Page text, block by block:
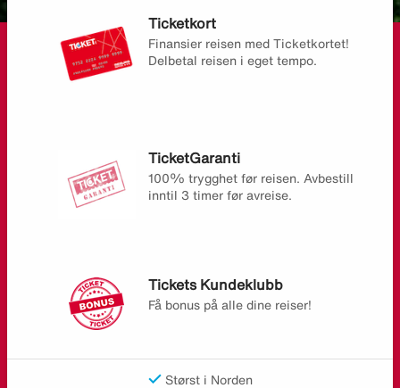
Ticketkort
Finansier reisen med Ticketkortet!
Delbetal reisen i eget tempo.
TicketGaranti
100% trygghet før reisen. Avbestill
inntil 3 timer før avreise.
Tickets Kundeklubb
Få bonus på alle dine reiser!
Størst i Norden